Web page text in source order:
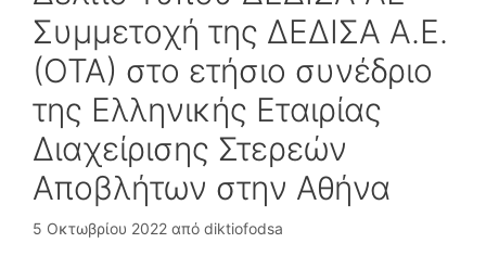
Συμμετοχή της ΔΕΔΙΣΑ Α.Ε.
(ΟΤΑ) στο ετήσιο συνέδριο
της Ελληνικής Εταιρίας
Διαχείρισης Στερεών
Αποβλήτων στην Αθήνα
5 Οκτωβρίου 2022 από diktiofodsa